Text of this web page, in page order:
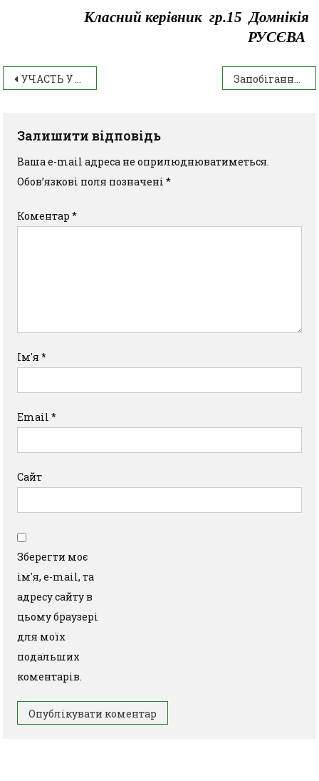
Класний керівник гр.15 Домнікія
РУСЄВА
УЧАСТЬ У ОБЛАСНОМУ КОНКУРСІ БУКТРЕЙЛЕРІВ “READ! CREATE! COMMUNICATE!” Запобігання вживання психотропних речовин
Залишити відповідь
Ваша e-mail адреса не оприлюднюватиметься.
Обов’язкові поля позначені*
Коментар*
Ім'я*
Email*
Сайт
Зберегти моє
ім'я, e-mail, та
адресу сайту в
цьому браузері
для моїх
подальших
коментарів.